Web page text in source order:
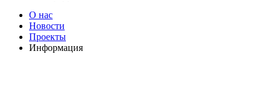
О нас
Новости
Проекты
Информация